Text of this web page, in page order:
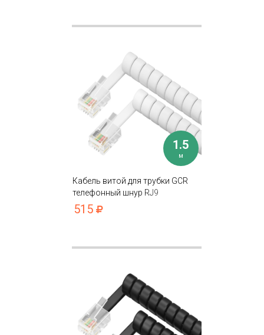
1.5
м
Кабель витой для трубки GCR
телефонный шнур RJ9
515